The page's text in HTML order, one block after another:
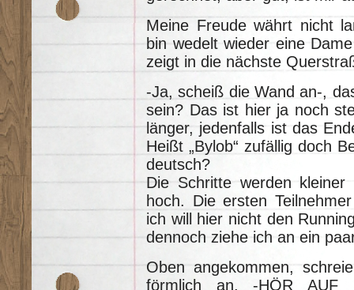
Meine Freude währt nicht
bin wedelt wieder eine
zeigt in die nächste
-Ja, scheiß die Wand an-,
sein? Das ist hier ja noch
länger, jedenfalls ist das
Heißt „Bylob“ zufällig doch
deutsch?
Die Schritte werden
hoch. Die ersten
ich will hier nicht den
dennoch ziehe ich an ein
Oben angekommen,
förmlich an, -HÖR AUF